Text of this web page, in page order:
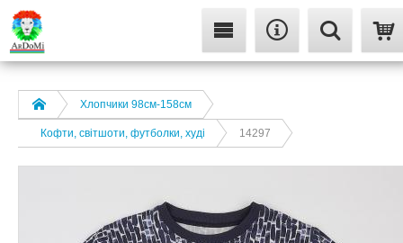
Хлопчики 98см-158см
Кофти, світшоти, футболки, худі 14297